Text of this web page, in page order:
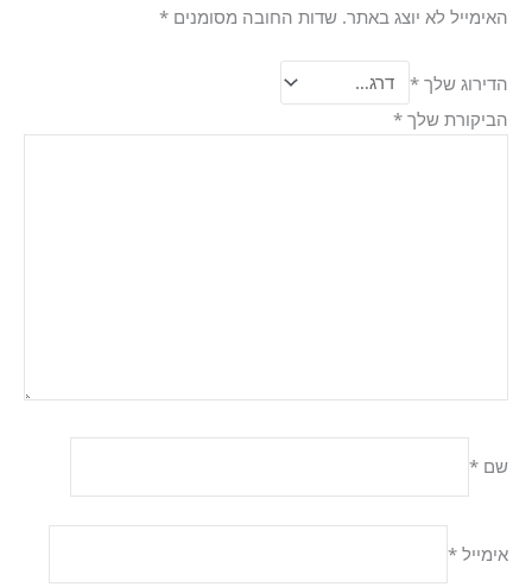
האימייל לא יוצג באתר. שדות החובה מסומנים *
הדירוג שלך *
הביקורת שלך *
שם *
אימייל *